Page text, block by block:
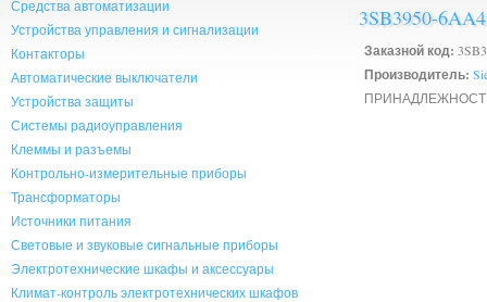
Средства автоматизации
Устройства управления и сигнализации
Контакторы
Автоматические выключатели
Устройства защиты
Системы радиоуправления
Клеммы и разъемы
Контрольно-измерительные приборы
Трансформаторы
Источники питания
Световые и звуковые сигнальные приборы
Электротехнические шкафы и аксессуары
Климат-контроль электротехнических шкафов
3SB3950-6AA4
Заказной код:
Производитель: